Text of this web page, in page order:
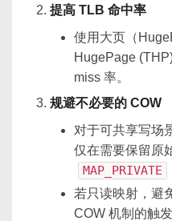
提高 TLB 命中率
使用大页（
HugePage
miss 率。
规避不必要的 COW
对于可共享写场
仅在需要保留原
MAP_PRIVATE
若只读映射，避
COW 机制的触发